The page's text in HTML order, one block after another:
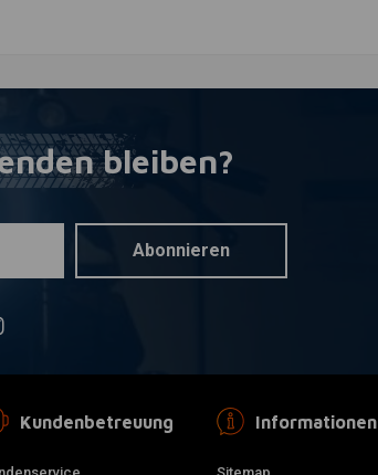
bleiben?
Abonnieren
Kundenbetreuung Informationen